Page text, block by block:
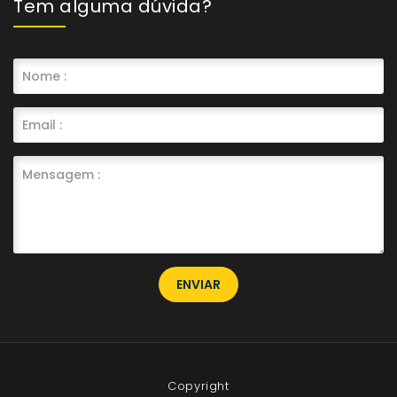
Tem alguma dúvida?
ENVIAR
Copyright